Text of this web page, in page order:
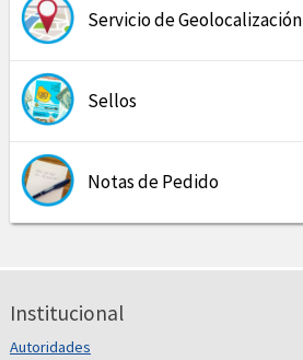
Servicio de Geolocalización
Sellos
Notas de Pedido
Institucional
Autoridades